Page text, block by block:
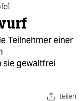
Teilnehmer einer
sie gewaltfrei
teilen